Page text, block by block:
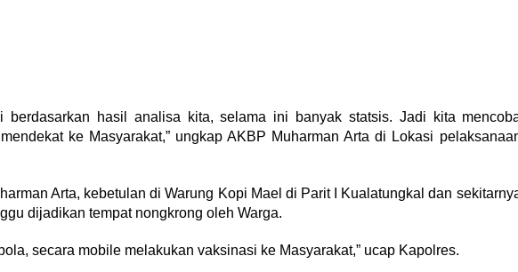
berdasarkan hasil analisa kita, selama ini banyak statsis. Jadi kita
ke Masyarakat,” ungkap AKBP Muharman Arta di Lokasi
Arta, kebetulan di Warung Kopi Mael di Parit I Kualatungkal dan
dijadikan tempat nongkrong oleh Warga.
secara mobile melakukan vaksinasi ke Masyarakat,” ucap Kapolres.